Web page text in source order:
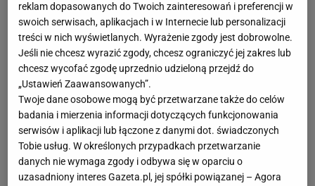
reklam dopasowanych do Twoich zainteresowań i preferencji w
swoich serwisach, aplikacjach i w Internecie lub personalizacji
treści w nich wyświetlanych. Wyrażenie zgody jest dobrowolne.
Jeśli nie chcesz wyrazić zgody, chcesz ograniczyć jej zakres lub
chcesz wycofać zgodę uprzednio udzieloną przejdź do
„Ustawień Zaawansowanych”.
Twoje dane osobowe mogą być przetwarzane także do celów
badania i mierzenia informacji dotyczących funkcjonowania
serwisów i aplikacji lub łączone z danymi dot. świadczonych
Tobie usług. W określonych przypadkach przetwarzanie
danych nie wymaga zgody i odbywa się w oparciu o
uzasadniony interes Gazeta.pl, jej spółki powiązanej – Agora